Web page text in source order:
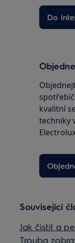
Do
kvalitní
techniky
Související
Jak čistit a
Trouba